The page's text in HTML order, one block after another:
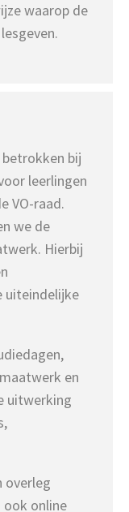
waarop de
betrokken bij
leerlingen
VO-raad.
we de
Hierbij
uiteindelijke
en
uitwerking
overleg
online